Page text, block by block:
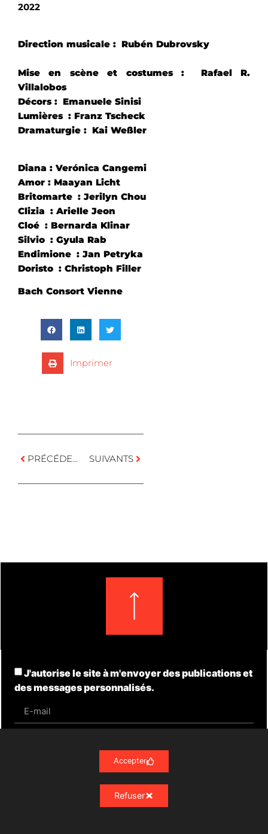
2022
Direction musicale : Rubén Dubrovsky
Mise en scène et costumes : Rafael R.
Villalobos
Décors : Emanuele Sinisi
Lumières : Franz Tscheck
Dramaturgie : Kai Weßler
Diana : Verónica Cangemi
Amor : Maayan Licht
Britomarte : Jerilyn Chou
Clizia : Arielle Jeon
Cloé : Bernarda Klinar
Silvio : Gyula Rab
Endimione : Jan Petryka
Doristo : Christoph Filler
Bach Consort Vienne
Imprimer
PRÉCÉDENTS SUIVANTS
J'autorise le site à m'envoyer des publications et
des messages personnalisés.
Évènements Presse
Contact
Mentions Légales
Accepter
Refuser